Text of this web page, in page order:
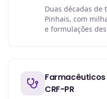
Duas décadas de
Pinhais, com
e formulações
CRF-PR